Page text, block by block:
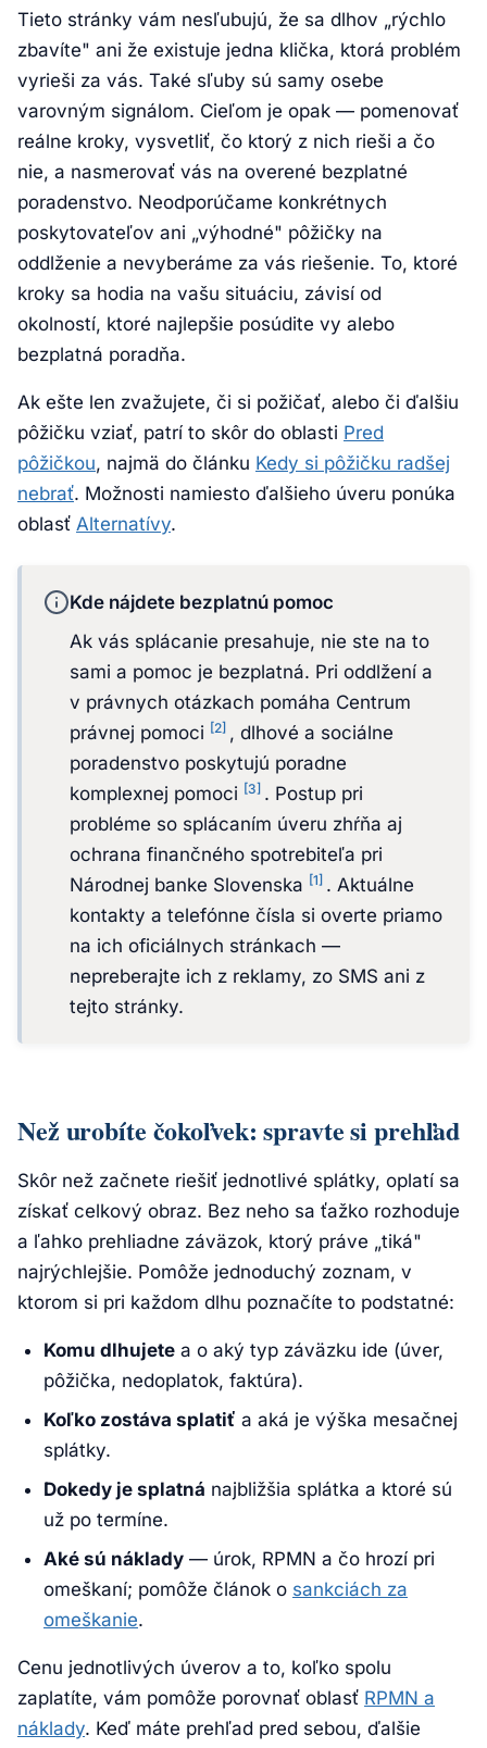
Tieto stránky vám nesľubujú, že sa dlhov „rýchlo
zbavíte" ani že existuje jedna klička, ktorá problém
vyrieši za vás. Také sľuby sú samy osebe
varovným signálom. Cieľom je opak — pomenovať
reálne kroky, vysvetliť, čo ktorý z nich rieši a čo
nie, a nasmerovať vás na overené bezplatné
poradenstvo. Neodporúčame konkrétnych
poskytovateľov ani „výhodné" pôžičky na
oddlženie a nevyberáme za vás riešenie. To, ktoré
kroky sa hodia na vašu situáciu, závisí od
okolností, ktoré najlepšie posúdite vy alebo
bezplatná poradňa.
Ak ešte len zvažujete, či si požičať, alebo či ďalšiu
pôžičku vziať, patrí to skôr do oblasti Pred
pôžičkou, najmä do článku Kedy si pôžičku radšej
nebrať. Možnosti namiesto ďalšieho úveru ponúka
oblasť Alternatívy.
Kde nájdete bezplatnú pomoc
Ak vás splácanie presahuje, nie ste na to
sami a pomoc je bezplatná. Pri oddlžení a
v právnych otázkach pomáha Centrum
právnej pomoci [2] , dlhové a sociálne
poradenstvo poskytujú poradne
komplexnej pomoci [3] . Postup pri
probléme so splácaním úveru zhŕňa aj
ochrana finančného spotrebiteľa pri
Národnej banke Slovenska [1] . Aktuálne
kontakty a telefónne čísla si overte priamo
na ich oficiálnych stránkach —
nepreberajte ich z reklamy, zo SMS ani z
tejto stránky.
Než urobíte čokoľvek: spravte si prehľad
Skôr než začnete riešiť jednotlivé splátky, oplatí sa
získať celkový obraz. Bez neho sa ťažko rozhoduje
a ľahko prehliadne záväzok, ktorý práve „tiká"
najrýchlejšie. Pomôže jednoduchý zoznam, v
ktorom si pri každom dlhu poznačíte to podstatné:
Komu dlhujete a o aký typ záväzku ide (úver,
pôžička, nedoplatok, faktúra).
Koľko zostáva splatiť a aká je výška mesačnej
splátky.
Dokedy je splatná najbližšia splátka a ktoré sú
už po termíne.
Aké sú náklady — úrok, RPMN a čo hrozí pri
omeškaní; pomôže článok o sankciách za
omeškanie.
Cenu jednotlivých úverov a to, koľko spolu
zaplatíte, vám pomôže porovnať oblasť RPMN a
náklady. Keď máte prehľad pred sebou, ďalšie